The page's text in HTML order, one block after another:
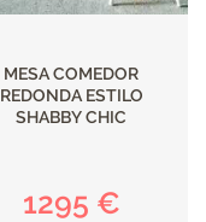
MESA COMEDOR
REDONDA ESTILO
SHABBY CHIC
1295 €